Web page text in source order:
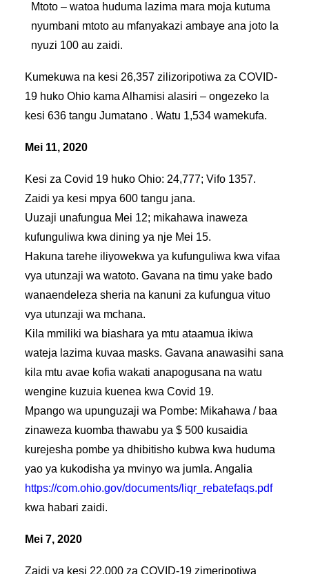
Mtoto – watoa huduma lazima mara moja kutuma
nyumbani mtoto au mfanyakazi ambaye ana joto la
nyuzi 100 au zaidi.
Kumekuwa na kesi 26,357 zilizoripotiwa za COVID-
19 huko Ohio kama Alhamisi alasiri – ongezeko la
kesi 636 tangu Jumatano . Watu 1,534 wamekufa.
Mei 11, 2020
Kesi za Covid 19 huko Ohio: 24,777; Vifo 1357.
Zaidi ya kesi mpya 600 tangu jana.
Uuzaji unafungua Mei 12; mikahawa inaweza
kufunguliwa kwa dining ya nje Mei 15.
Hakuna tarehe iliyowekwa ya kufunguliwa kwa vifaa
vya utunzaji wa watoto. Gavana na timu yake bado
wanaendeleza sheria na kanuni za kufungua vituo
vya utunzaji wa mchana.
Kila mmiliki wa biashara ya mtu ataamua ikiwa
wateja lazima kuvaa masks. Gavana anawasihi sana
kila mtu avae kofia wakati anapogusana na watu
wengine kuzuia kuenea kwa Covid 19.
Mpango wa upunguzaji wa Pombe: Mikahawa / baa
zinaweza kuomba thawabu ya $ 500 kusaidia
kurejesha pombe ya dhibitisho kubwa kwa huduma
yao ya kukodisha ya mvinyo wa jumla. Angalia
https://com.ohio.gov/documents/liqr_rebatefaqs.pdf
kwa habari zaidi.
Mei 7, 2020
Zaidi ya kesi 22,000 za COVID-19 zimeripotiwa